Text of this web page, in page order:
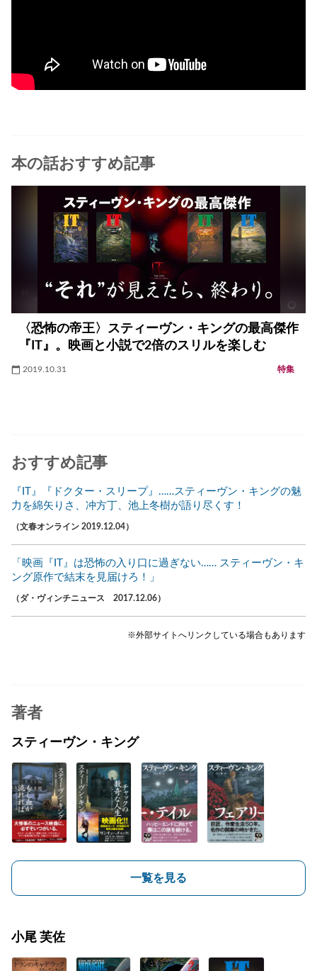
本の話おすすめ記事
〈恐怖の帝王〉スティーヴン・キングの最高傑作
『IT』。映画と小説で2倍のスリルを楽しむ
2019.10.31 特集
おすすめ記事
『IT』『ドクター・スリープ』……スティーヴン・キングの魅
力を綿矢りさ、冲方丁、池上冬樹が語り尽くす！
（文春オンライン 2019.12.04）
「映画『IT』は恐怖の入り口に過ぎない…… スティーヴン・キ
ング原作で結末を見届けろ！」
（ダ・ヴィンチニュース 2017.12.06）
※外部サイトへリンクしている場合もあります
著者
スティーヴン・キング
一覧を見る
小尾 芙佐